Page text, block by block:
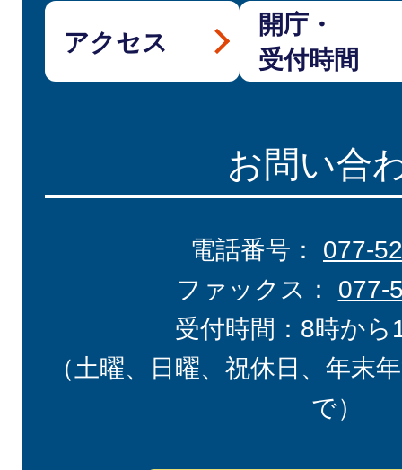
アクセス
開庁・
受付時間
お問い合
電話番号： 077-
ファックス： 077-
受付時間：8時から
（土曜、日曜、祝休日、年末
で）